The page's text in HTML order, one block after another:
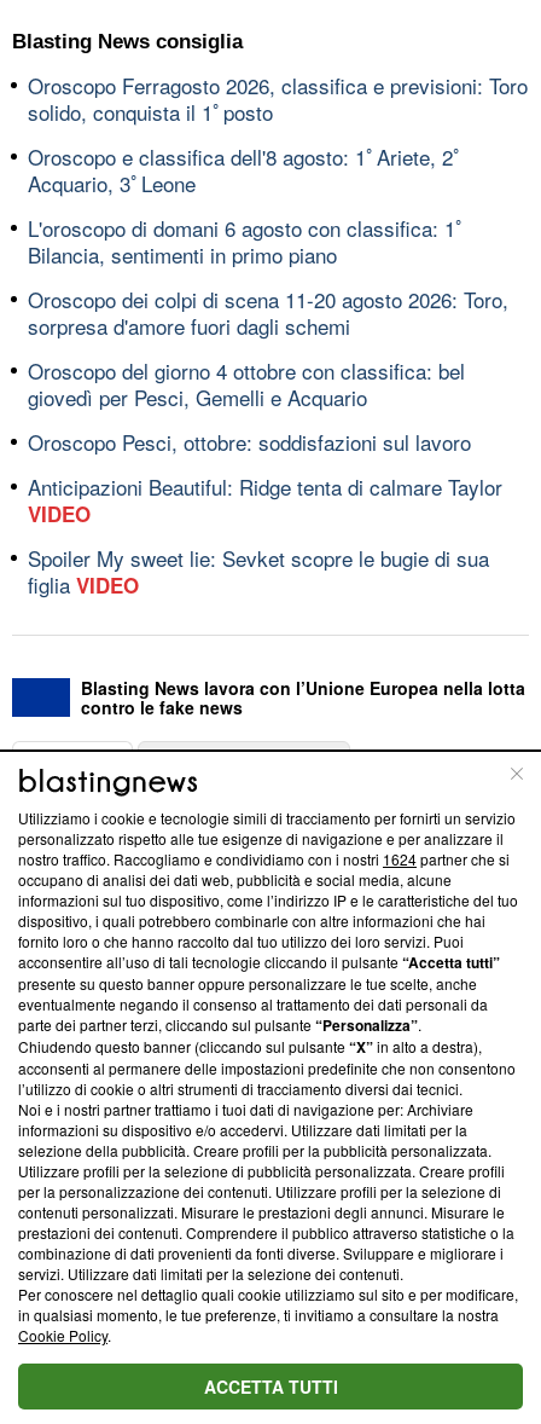
Blasting News consiglia
Oroscopo Ferragosto 2026, classifica e previsioni: Toro
solido, conquista il 1ﾟposto
Oroscopo e classifica dell'8 agosto: 1ﾟAriete, 2ﾟ
Acquario, 3ﾟLeone
L'oroscopo di domani 6 agosto con classifica: 1ﾟ
Bilancia, sentimenti in primo piano
Oroscopo dei colpi di scena 11-20 agosto 2026: Toro,
sorpresa d'amore fuori dagli schemi
Oroscopo del giorno 4 ottobre con classifica: bel
giovedì per Pesci, Gemelli e Acquario
Oroscopo Pesci, ottobre: soddisfazioni sul lavoro
Anticipazioni Beautiful: Ridge tenta di calmare Taylor
VIDEO
Spoiler My sweet lie: Sevket scopre le bugie di sua
figlia VIDEO
Blasting News lavora con l’Unione Europea nella lotta
contro le fake news
ABOUT
Questa sezione offre informazioni trasparenti su Blasting
News, sui nostri processi editoriali e su come ci impegniamo a
creare news di qualità. Inoltre, afferma la nostra aderenza a
‘Trust Project - News with Integrity’Blasting News non è
ancora membro del programma, ma ha richiesto di farne
parte; Trust Project non ha ancora effettuato una verifica di
conformità agli standard.
Su di noi
Team editoriale
Corporate
Redazione
Informativa Privacy
Cookie Policy
Blasting SA, IDI CHE-247.845.224, Via Carlo Frasca, 3 - 6900
Lugano (Svizzera) Tel:+39 0690258937
© 2026 Blasting News
Utilizziamo i cookie e tecnologie simili di tracciamento per fornirti un servizio
personalizzato rispetto alle tue esigenze di navigazione e per analizzare il
nostro traffico. Raccogliamo e condividiamo con i nostri 1624partner che si
occupano di analisi dei dati web, pubblicità e social media, alcune
informazioni sul tuo dispositivo, come l’indirizzo IP e le caratteristiche del tuo
dispositivo, i quali potrebbero combinarle con altre informazioni che hai
fornito loro o che hanno raccolto dal tuo utilizzo dei loro servizi. Puoi
acconsentire all’uso di tali tecnologie cliccando il pulsante“Accetta tutti”
presente su questo banner oppure personalizzare le tue scelte, anche
eventualmente negando il consenso al trattamento dei dati personali da
parte dei partner terzi, cliccando sul pulsante“Personalizza”.
Chiudendo questo banner (cliccando sul pulsante“X”in alto a destra),
acconsenti al permanere delle impostazioni predefinite che non consentono
l’utilizzo di cookie o altri strumenti di tracciamento diversi dai tecnici.
Noi e i nostri partner trattiamo i tuoi dati di navigazione per: Archiviare
informazioni su dispositivo e/o accedervi. Utilizzare dati limitati per la
selezione della pubblicità. Creare profili per la pubblicità personalizzata.
Utilizzare profili per la selezione di pubblicità personalizzata. Creare profili
per la personalizzazione dei contenuti. Utilizzare profili per la selezione di
contenuti personalizzati. Misurare le prestazioni degli annunci. Misurare le
prestazioni dei contenuti. Comprendere il pubblico attraverso statistiche o la
combinazione di dati provenienti da fonti diverse. Sviluppare e migliorare i
servizi. Utilizzare dati limitati per la selezione dei contenuti.
Per conoscere nel dettaglio quali cookie utilizziamo sul sito e per modificare,
in qualsiasi momento, le tue preferenze, ti invitiamo a consultare la nostra
Cookie Policy.
ACCETTA TUTTI